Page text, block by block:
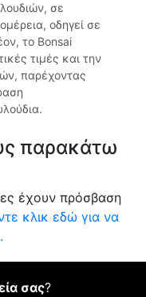
σε
οδηγεί σε
το Bonsai
τιμές και την
παρέχοντας
παρακάτω
έχουν πρόσβαση
κλικ εδώ για να
σας?